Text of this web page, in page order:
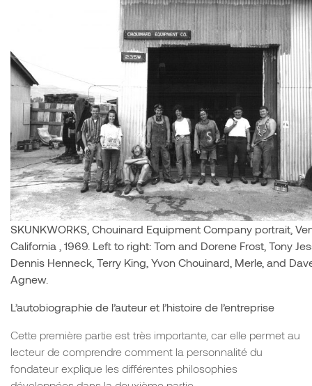
SKUNKWORKS, Chouinard Equipment Company portrait,
California , 1969. Left to right: Tom and Dorene Frost, Tony
Dennis Henneck, Terry King, Yvon Chouinard, Merle, and
Agnew.
L’autobiographie de l’auteur et l’histoire de l’entreprise
Cette première partie est très importante, car elle permet au
lecteur de comprendre comment la personnalité du
fondateur explique les différentes philosophies